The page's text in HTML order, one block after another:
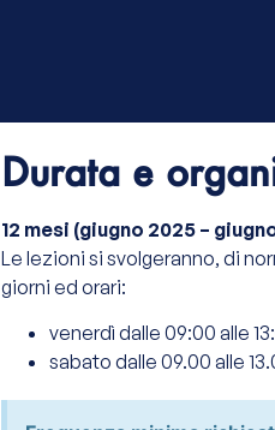
Durata e
12 mesi (giugno 2025 –
Le lezioni si svolgeranno, di
giorni ed orari:
venerdì dalle 09:00 alle
sabato dalle 09.00 alle